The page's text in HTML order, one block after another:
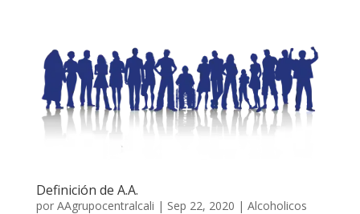
Definición de A.A.
por AAgrupocentralcali | Sep 22, 2020 | Alcoholicos